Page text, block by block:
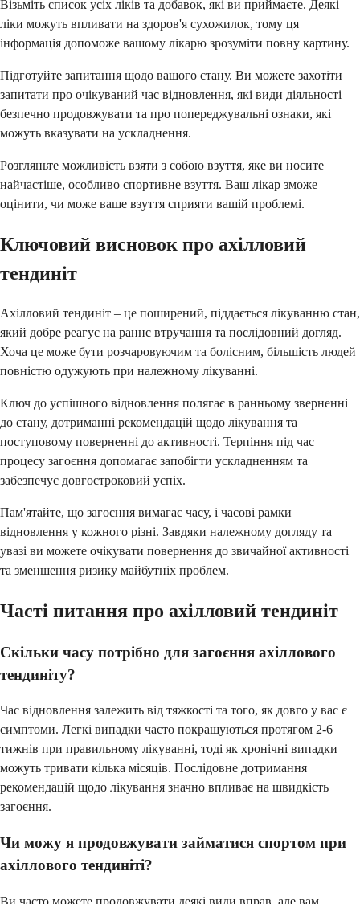
Візьміть список усіх ліків та добавок, які ви приймаєте. Деякі
ліки можуть впливати на здоров'я сухожилок, тому ця
інформація допоможе вашому лікарю зрозуміти повну картину.
Підготуйте запитання щодо вашого стану. Ви можете захотіти
запитати про очікуваний час відновлення, які види діяльності
безпечно продовжувати та про попереджувальні ознаки, які
можуть вказувати на ускладнення.
Розгляньте можливість взяти з собою взуття, яке ви носите
найчастіше, особливо спортивне взуття. Ваш лікар зможе
оцінити, чи може ваше взуття сприяти вашій проблемі.
Ключовий висновок про ахілловий
тендиніт
Ахілловий тендиніт – це поширений, піддається лікуванню стан,
який добре реагує на раннє втручання та послідовний догляд.
Хоча це може бути розчаровуючим та болісним, більшість людей
повністю одужують при належному лікуванні.
Ключ до успішного відновлення полягає в ранньому зверненні
до стану, дотриманні рекомендацій щодо лікування та
поступовому поверненні до активності. Терпіння під час
процесу загоєння допомагає запобігти ускладненням та
забезпечує довгостроковий успіх.
Пам'ятайте, що загоєння вимагає часу, і часові рамки
відновлення у кожного різні. Завдяки належному догляду та
увазі ви можете очікувати повернення до звичайної активності
та зменшення ризику майбутніх проблем.
Часті питання про ахілловий тендиніт
Скільки часу потрібно для загоєння ахіллового
тендиніту?
Час відновлення залежить від тяжкості та того, як довго у вас є
симптоми. Легкі випадки часто покращуються протягом 2-6
тижнів при правильному лікуванні, тоді як хронічні випадки
можуть тривати кілька місяців. Послідовне дотримання
рекомендацій щодо лікування значно впливає на швидкість
загоєння.
Чи можу я продовжувати займатися спортом при
ахіллового тендиніті?
Ви часто можете продовжувати деякі види вправ, але вам